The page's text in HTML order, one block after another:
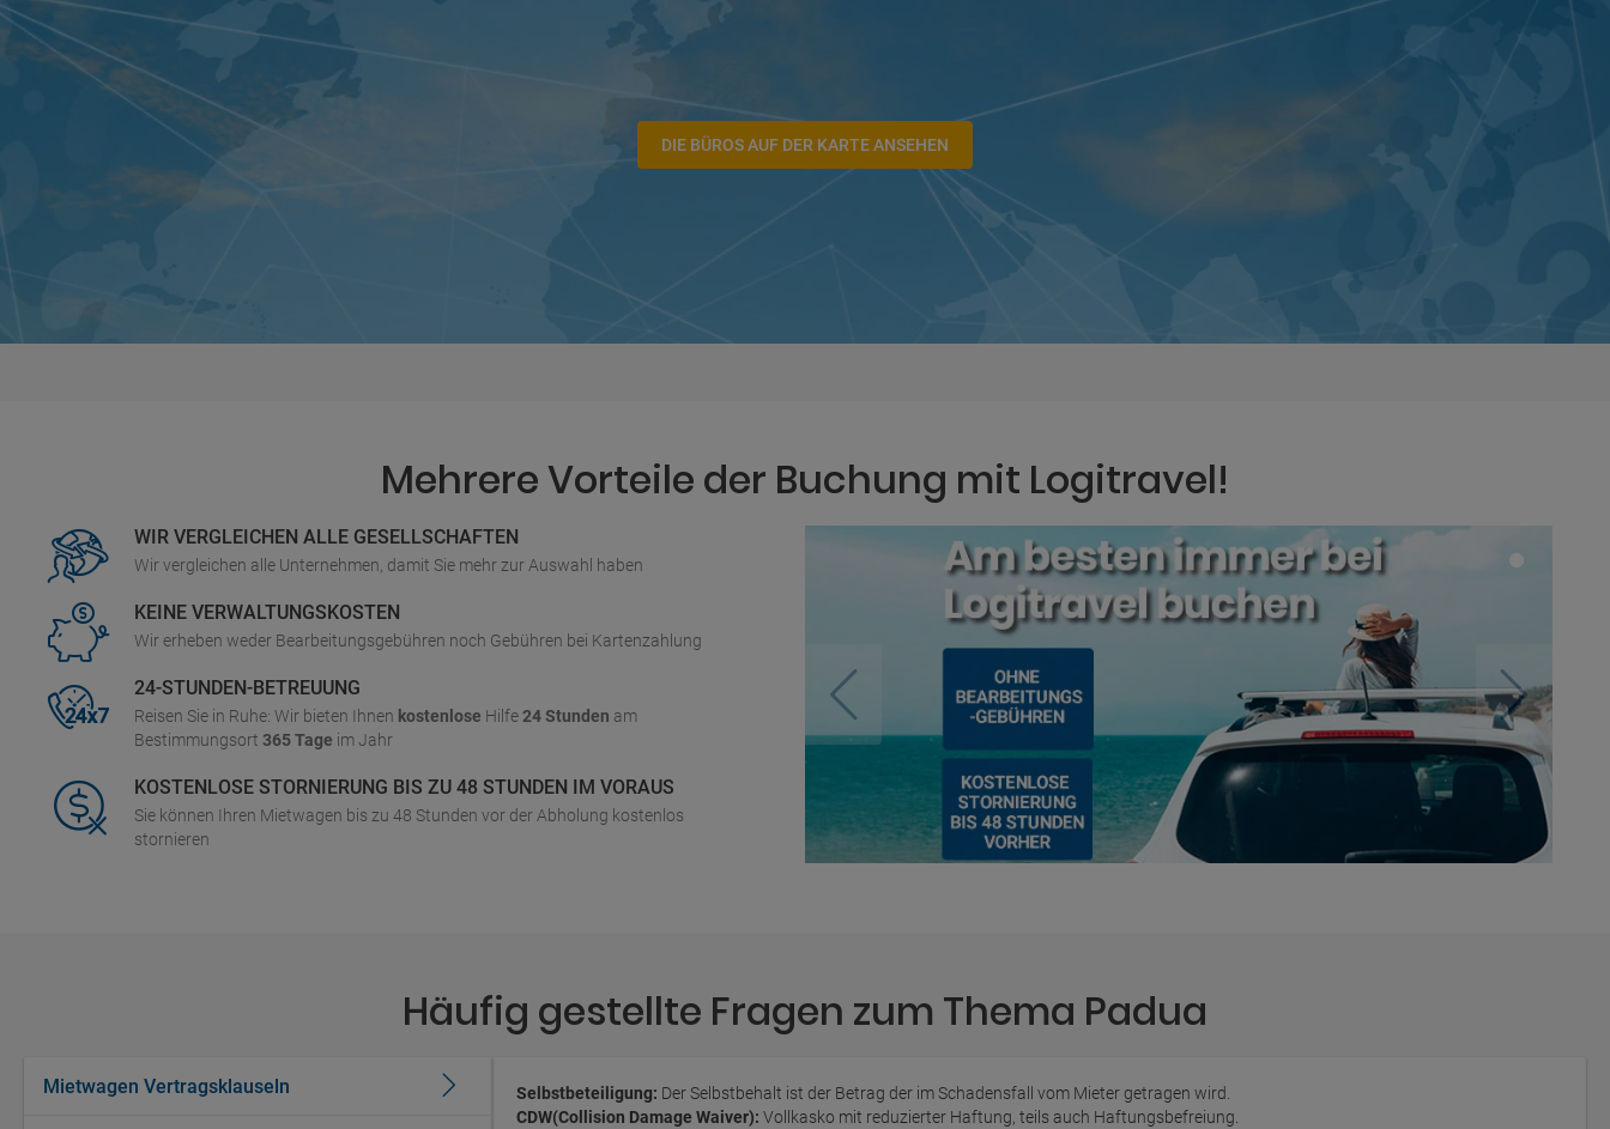
DIE BÜROS AUF DER KARTE ANSEHEN
Mehrere Vorteile der Buchung mit Logitravel!
WIR VERGLEICHEN ALLE GESELLSCHAFTEN
Wir vergleichen alle Unternehmen, damit Sie mehr zur Auswahl haben
KEINE VERWALTUNGSKOSTEN
Wir erheben weder Bearbeitungsgebühren noch Gebühren bei Kartenzahlung
24-STUNDEN-BETREUUNG
Reisen Sie in Ruhe: Wir bieten Ihnen kostenlose Hilfe24 Stunden am
Bestimmungsort 365 Tage im Jahr
KOSTENLOSE STORNIERUNG BIS ZU 48 STUNDEN IM VORAUS
Sie können Ihren Mietwagen bis zu 48 Stunden vor der Abholung kostenlos
stornieren
Häufig gestellte Fragen zum Thema Padua
Mietwagen Vertragsklauseln Selbstbeteiligung: Der Selbstbehalt ist der Betrag der im Schadensfall vom Mieter getragen wird.
CDW(Collision Damage Waiver): Vollkasko mit reduzierter Haftung, teils auch Haftungsbefreiung.